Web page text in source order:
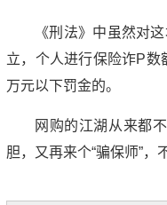
《刑法》中虽然对
立，个人进行保险诈P
万元以下罚金的。
网购的江湖从来都
胆，又再来个“骗保师”，